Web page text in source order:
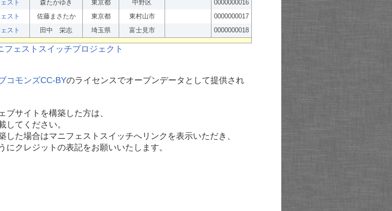
スト 森たかゆき 東京都 中野区
0000000016
スト 佐藤まさたか 東京都 東村山市
0000000017
スト 田中 栄志 埼玉県 富士見市 0000000018
コモンズCC-BYのライセンスでオープンデータとして提供され
ブサイトを構築した方は、
してください。
した場合はマニフェストスイッチへリンクを表示いただき、
クレジットの表記をお願いいたします。